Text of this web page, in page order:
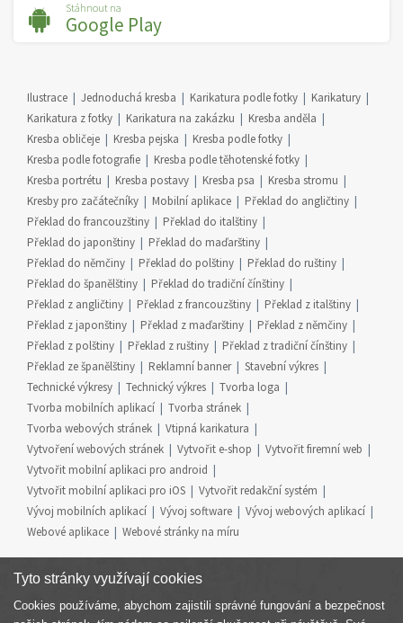
Stáhnout na
Google Play
Ilustrace Jednoduchá kresba Karikatura podle fotky
Karikatury
Karikatura z fotky
Karikatura na zakázku
Kresba anděla
Kresba obličeje
Kresba pejska
Kresba podle fotky
Kresba podle fotografie
Kresba podle těhotenské fotky
Kresba portrétu
Kresba postavy Kresba psa
Kresba stromu
Kresby pro začátečníky
Mobilní aplikace
Překlad do angličtiny
Překlad do francouzštiny
Překlad do italštiny
Překlad do japonštiny
Překlad do maďarštiny
Překlad do němčiny
Překlad do polštiny
Překlad do ruštiny
Překlad do španělštiny
Překlad do tradiční čínštiny
Překlad z angličtiny
Překlad z francouzštiny
Překlad z italštiny
Překlad z japonštiny
Překlad z maďarštiny
Překlad z němčiny
Překlad z polštiny
Překlad z ruštiny
Překlad z tradiční čínštiny
Překlad ze španělštiny
Reklamní banner
Stavební výkres
Technické výkresy
Technický výkres
Tvorba loga
Tvorba mobilních aplikací
Tvorba stránek
Tvorba webových stránek
Vtipná karikatura
Vytvoření webových stránek
Vytvořit e-shop
Vytvořit firemní web
Vytvořit mobilní aplikaci pro android
Vytvořit mobilní aplikaci pro iOS
Vytvořit redakční systém
Vývoj mobilních aplikací
Vývoj software
Vývoj webových aplikací
Webové aplikace
Webové stránky na míru
Tyto stránky využívají cookies
Cookies používáme, abychom zajistili správné fungování a bezpečnost